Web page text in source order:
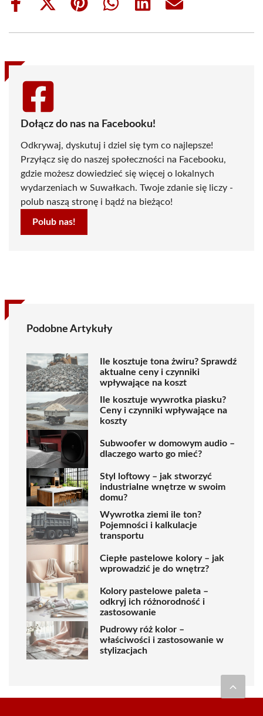
Share
Share
(Twitter)
Share
Share
Share
Share
Dołącz do nas na Facebooku!
Odkrywaj, dyskutuj i dziel się tym co najlepsze!
Przyłącz się do naszej społeczności na Facebooku,
gdzie możesz dowiedzieć się więcej o lokalnych
wydarzeniach w Suwałkach. Twoje zdanie się liczy -
polub naszą stronę i bądź na bieżąco!
Polub nas!
Podobne Artykuły
Ile kosztuje tona żwiru? Sprawdź
aktualne ceny i czynniki
wpływające na koszt
Ile kosztuje wywrotka piasku?
Ceny i czynniki wpływające na
koszty
Subwoofer w domowym audio –
dlaczego warto go mieć?
Styl loftowy – jak stworzyć
industrialne wnętrze w swoim
domu?
Wywrotka ziemi ile ton?
Pojemności i kalkulacje
transportu
Ciepłe pastelowe kolory – jak
wprowadzić je do wnętrz?
Kolory pastelowe paleta –
odkryj ich różnorodność i
zastosowanie
Pudrowy róż kolor –
właściwości i zastosowanie w
stylizacjach